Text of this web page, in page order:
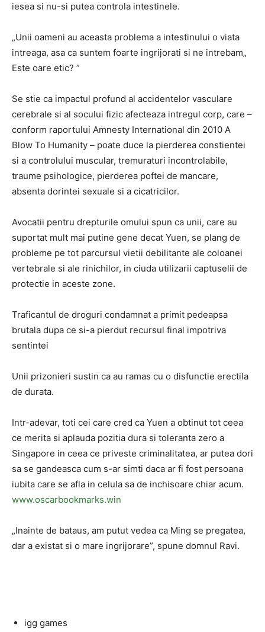
iesea si nu-si putea controla intestinele.
„Unii oameni au aceasta problema a intestinului o viata
intreaga, asa ca suntem foarte ingrijorati si ne intrebam„
Este oare etic? ”
Se stie ca impactul profund al accidentelor vasculare
cerebrale si al socului fizic afecteaza intregul corp, care –
conform raportului Amnesty International din 2010 A
Blow To Humanity – poate duce la pierderea constientei
si a controlului muscular, tremuraturi incontrolabile,
traume psihologice, pierderea poftei de mancare,
absenta dorintei sexuale si a cicatricilor.
Avocatii pentru drepturile omului spun ca unii, care au
suportat mult mai putine gene decat Yuen, se plang de
probleme pe tot parcursul vietii debilitante ale coloanei
vertebrale si ale rinichilor, in ciuda utilizarii captuselii de
protectie in aceste zone.
Traficantul de droguri condamnat a primit pedeapsa
brutala dupa ce si-a pierdut recursul final impotriva
sentintei
Unii prizonieri sustin ca au ramas cu o disfunctie erectila
de durata.
Intr-adevar, toti cei care cred ca Yuen a obtinut tot ceea
ce merita si aplauda pozitia dura si toleranta zero a
Singapore in ceea ce priveste criminalitatea, ar putea dori
sa se gandeasca cum s-ar simti daca ar fi fost persoana
iubita care se afla in celula sa de inchisoare chiar acum.
www.oscarbookmarks.win
„Inainte de bataus, am putut vedea ca Ming se pregatea,
dar a existat si o mare ingrijorare”, spune domnul Ravi.
igg games